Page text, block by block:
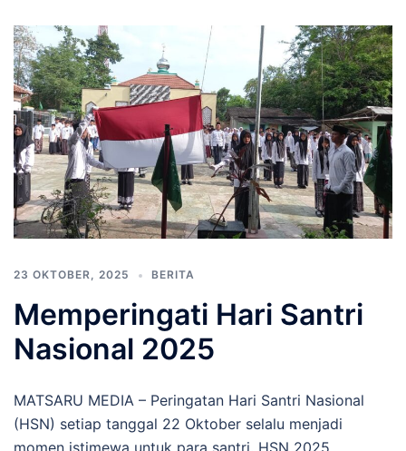
23 OKTOBER, 2025 BERITA
Memperingati Hari Santri
Nasional 2025
MATSARU MEDIA – Peringatan Hari Santri Nasional
(HSN) setiap tanggal 22 Oktober selalu menjadi